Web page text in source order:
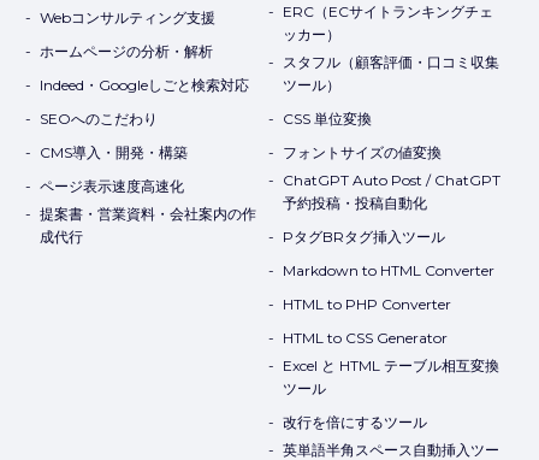
Webコンサルティング支援
ホームページの分析・解析
Indeed・Googleしごと検索対応
SEOへのこだわり
CMS導入・開発・構築
ページ表示速度高速化
提案書・営業資料・会社案内の作
成代行
ERC（ECサイトランキングチェ
ッカー）
スタフル（顧客評価・口コミ収集
ツール）
CSS 単位変換
フォントサイズの値変換
ChatGPT Auto Post / ChatGPT
予約投稿・投稿自動化
PタグBRタグ挿入ツール
Markdown to HTML Converter
HTML to PHP Converter
HTML to CSS Generator
Excel と HTML テーブル相互変換
ツール
改行を倍にするツール
英単語半角スペース自動挿入ツー